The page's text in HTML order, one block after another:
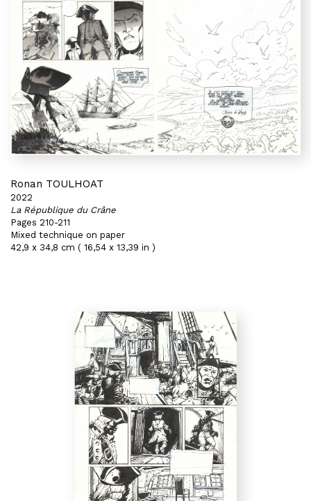
Ronan TOULHOAT
2022
La République du Crâne
Pages 210-211
Mixed technique on paper
42,9 x 34,8 cm ( 16,54 x 13,39 in )